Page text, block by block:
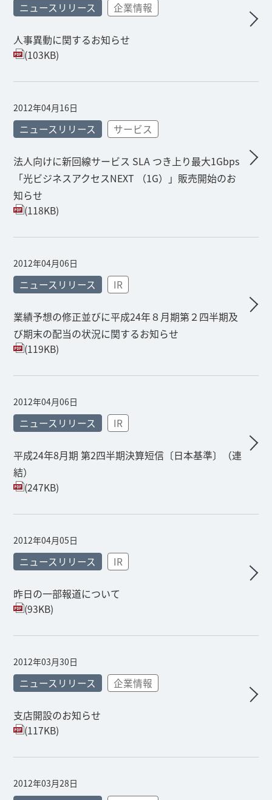
ニュースリリース 企業情報
人事異動に関するお知らせ
(103KB)
2012年04月16日
ニュースリリース サービス
法人向けに新回線サービス SLA つき上り最大1Gbps
「光ビジネスアクセスNEXT （1G）」販売開始のお
知らせ
(118KB)
2012年04月06日
ニュースリリース IR
業績予想の修正並びに平成24年８月期第２四半期及
び期末の配当の状況に関するお知らせ
(119KB)
2012年04月06日
ニュースリリース IR
平成24年8月期 第2四半期決算短信〔日本基準〕（連
結）
(247KB)
2012年04月05日
ニュースリリース IR
昨日の一部報道について
(93KB)
2012年03月30日
ニュースリリース 企業情報
支店開設のお知らせ
(117KB)
2012年03月28日